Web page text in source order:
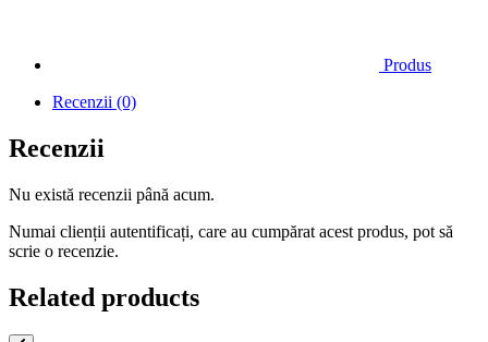
Produs
Recenzii (0)
Recenzii
Nu există recenzii până acum.
Numai clienții autentificați, care au cumpărat acest produs, pot să
scrie o recenzie.
Related products